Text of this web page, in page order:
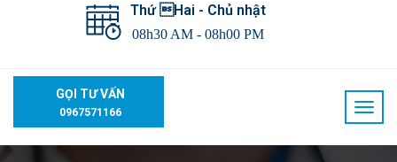
Thứ Hai - Chủ nhật
08h30 AM - 08h00 PM
GỌI TƯ VẤN
0967571166